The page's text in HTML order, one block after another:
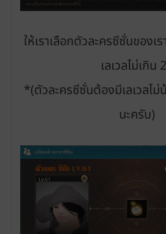
ให้เราเลือกตัวละครซีซั่นของเ
เลเวลไม่เกิน
*(ตัวละครซีซั่นต้องมีเลเวลไ
นะครับ)